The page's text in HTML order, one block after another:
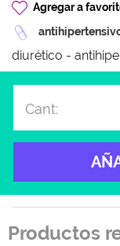
Agregar a
diurético -
Cant:
Productos